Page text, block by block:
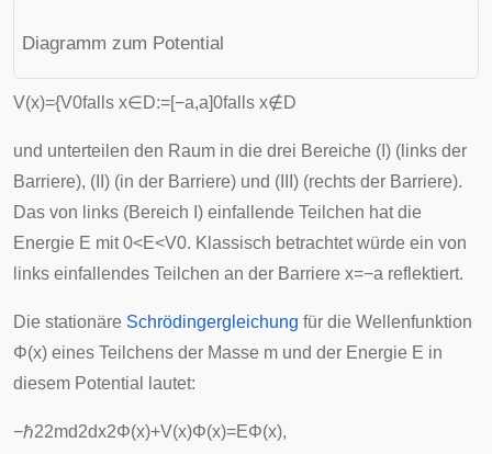
Diagramm zum Potential
V(x)={V0falls x∈D:=[−a,a]0falls x∉D
und unterteilen den Raum in die drei Bereiche (I) (links der
Barriere), (II) (in der Barriere) und (III) (rechts der Barriere).
Das von links (Bereich I) einfallende Teilchen hat die
Energie E mit0<E<V0. Klassisch betrachtet würde ein von
links einfallendes Teilchen an der Barriere x=−a reflektiert.
Die stationäre Schrödingergleichung für die Wellenfunktion
Φ(x) eines Teilchens der Masse m und der Energie E in
diesem Potential lautet:
−ℏ22md2dx2Φ(x)+V(x)Φ(x)=EΦ(x),